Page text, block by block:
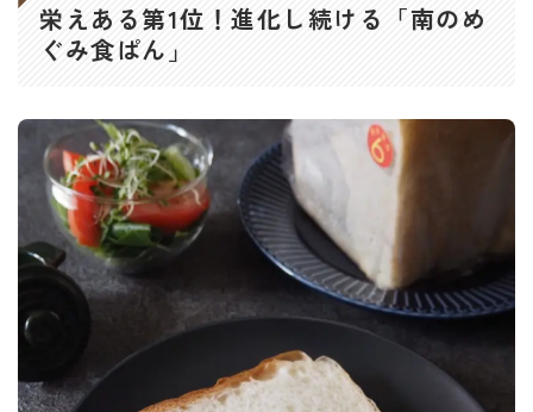
栄えある第1位！進化し続ける「南のめ
ぐみ食ぱん」